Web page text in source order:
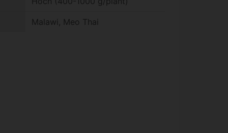
Malawi, Meo Thai